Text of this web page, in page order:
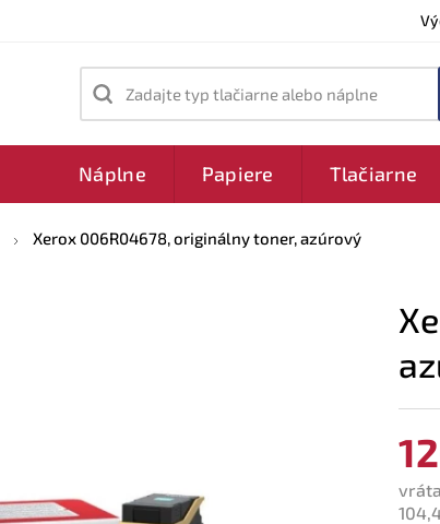
Zadajte typ tlačiarne alebo náplne
Náplne Papiere Tlačiarne
Xerox 006R04678, originálny toner, azúrový